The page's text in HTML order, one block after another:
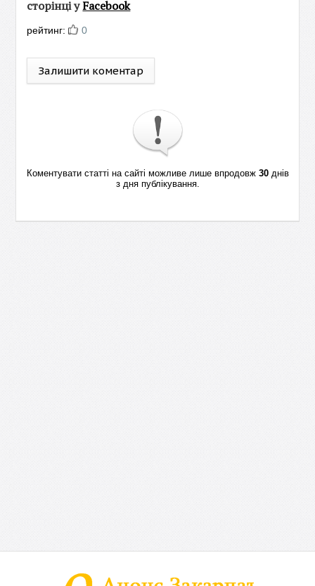
сторінці уFacebook
рейтинг: 0
Залишити коментар
Коментувати статті на сайті можливе лише впродовж 30днів
з дня публікування.